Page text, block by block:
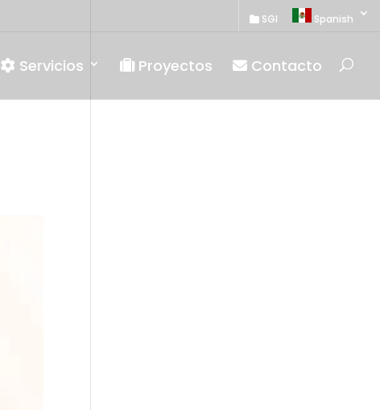
SGI Spanish
Servicios Proyectos Contacto